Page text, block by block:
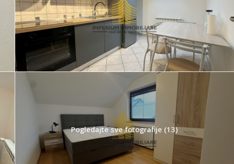
Pogledajte sve fotografije (13)